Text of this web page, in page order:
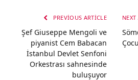
PREVIOUS ARTICLE
Şef Giuseppe Mengoli ve
piyanist Cem Babacan
İstanbul Devlet Senfoni
Orkestrası sahnesinde
buluşuyor